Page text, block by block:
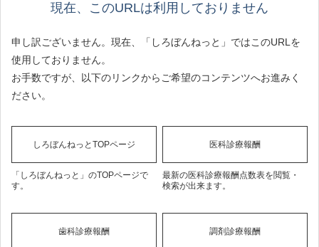
現在、このURLは利用しておりません
申し訳ございません。現在、「しろぼんねっと」ではこのURLを
使用しておりません。
お手数ですが、以下のリンクからご希望のコンテンツへお進みく
ださい。
しろぼんねっとTOPページ
「しろぼんねっと」のTOPページで
す。
医科診療報酬
最新の医科診療報酬点数表を閲覧・
検索が出来ます。
歯科診療報酬 調剤診療報酬